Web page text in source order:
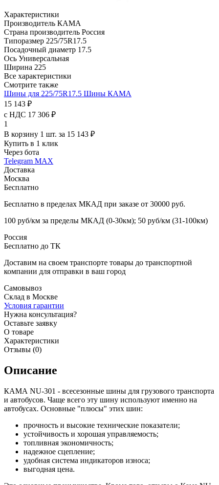
Характеристики
Производитель КАМА
Страна производитель Россия
Типоразмер 225/75R17.5
Посадочный диаметр 17.5
Ось Универсальная
Ширина 225
Все характеристики
Смотрите также
Шины для 225/75R17.5 Шины КАМА
15 143 ₽
с НДС 17 306 ₽
1
В корзину 1 шт. за 15 143 ₽
Купить в 1 клик
Через бота
Telegram MAX
Доставка
Москва
Бесплатно
Бесплатно в пределах МКАД при заказе от 30000 руб.
100 руб/км за пределы МКАД (0-30км); 50 руб/км (31-100км)
Россия
Бесплатно до ТК
Доставим на своем транспорте товары до транспортной
компании для отправки в ваш город
Самовывоз
Склад в Москве
Условия гарантии
Нужна консультация?
Оставьте заявку
О товаре
Характеристики
Отзывы (0)
Описание
КАМА NU-301 - всесезонные шины для грузового транспорта
и автобусов. Чаще всего эту шину используют именно на
автобусах. Основные "плюсы" этих шин:
прочность и высокие технические показатели;
устойчивость и хорошая управляемость;
топливная экономичность;
надежное сцепление;
удобная система индикаторов износа;
выгодная цена.